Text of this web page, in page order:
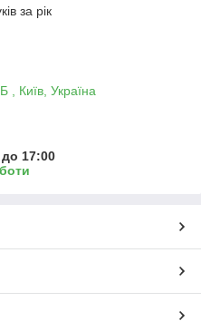
за рік
, Київ, Україна
17:00